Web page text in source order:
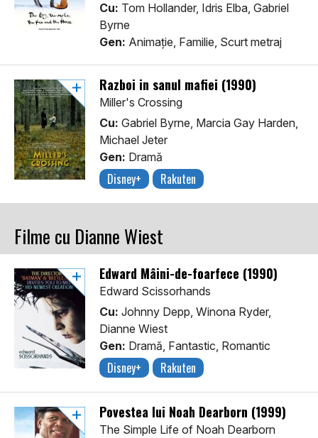
Cu: Tom Hollander, Idris Elba, Gabriel
Byrne
Gen: Animaţie, Familie, Scurt metraj
Razboi in sanul mafiei (1990)
Miller's Crossing
Cu: Gabriel Byrne, Marcia Gay Harden,
Michael Jeter
Gen: Dramă
Disney+ Rakuten
Filme cu Dianne Wiest
Edward Mâini-de-foarfece (1990)
Edward Scissorhands
Cu: Johnny Depp, Winona Ryder,
Dianne Wiest
Gen: Dramă, Fantastic, Romantic
Disney+ Rakuten
Povestea lui Noah Dearborn (1999)
The Simple Life of Noah Dearborn